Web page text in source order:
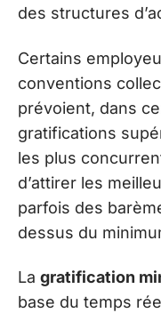
des structures
Certains
conventions
prévoient, dans
gratifications
les plus
d’attirer les
parfois des
dessus du
La gratification
base du temps